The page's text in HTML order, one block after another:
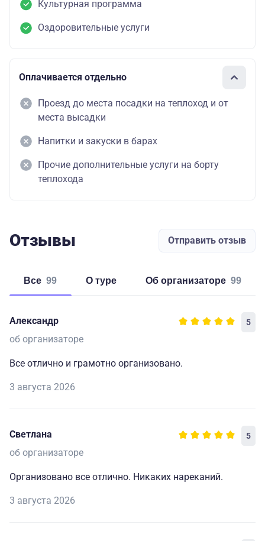
Культурная программа
Оздоровительные услуги
Оплачивается отдельно
Проезд до места посадки на теплоход и от
места высадки
Напитки и закуски в барах
Прочие дополнительные услуги на борту
теплохода
Отзывы Отправить отзыв
Все 99 о туре об организаторе 99
Александр 5
об организаторе
Все отлично и грамотно организовано.
3 августа 2026
Светлана 5
об организаторе
Организовано все отлично. Никаких нареканий.
3 августа 2026